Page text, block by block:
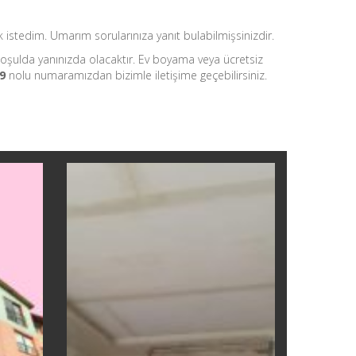
Umarım sorularınıza yanıt bulabilmişsinizdir.
yanınızda olacaktır. Ev boyama veya ücretsiz
nolu numaramızdan bizimle iletişime geçebilirsiniz.